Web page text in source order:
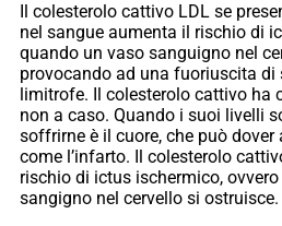
Il colesterolo cattivo LDL se
nel sangue aumenta il rischio di
quando un vaso sanguigno nel
provocando ad una fuoriuscita di
limitrofe. Il colesterolo cattivo ha
non a caso. Quando i suoi livelli
soffrirne è il cuore, che può
come l’infarto. Il colesterolo
rischio di ictus ischermico,
sangigno nel cervello si ostruisce.